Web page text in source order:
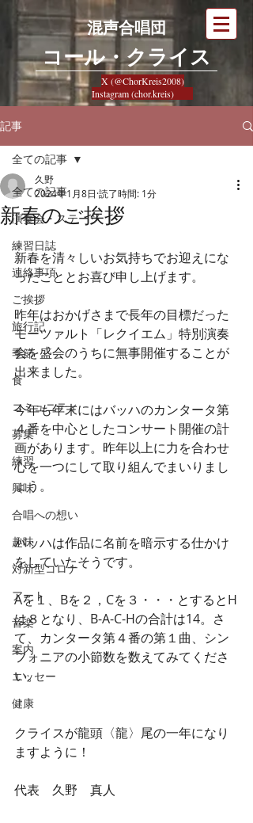
混声合唱団
​コール・クライス
X (@ChorKreis2008)
Instagram (chor.kreis)
記事
全ての記事
演奏会・ステージ
練習日誌
連絡事項
ご挨拶
旅行記
季節
食
コミュニティ
募集
練習
興味
合唱への想い
趣味
対新型コロナ
アート
音楽
案内
エッセー
健康
全ての記事
新春のご挨拶
久野
2024年1月8日 読了時間: 1分
新春を清々しいお気持ちでお迎えにな
ったこととお喜び申し上げます。
昨年はおかげさまで長年の目標だった
モーツァルト「レクイエム」特別演奏
会を盛会のうちに無事開催することが
出来ました。
今年も年末にはバッハのカンタータ第
４番を中心としたコンサート開催の計
画があります。昨年以上に力を合わせ
心を一つにして取り組んでまいりまし
ょう。
バッハは作品に名前を暗示する仕かけ
をしていたそうです。
Aを１、Bを２，Cを３・・・とするとH
は８となり、B-A-C-Hの合計は14。さ
て、カンタータ第４番の第１曲、シン
フォニアの小節数を数えてみてくださ
い。
クライスが龍頭〈龍〉尾の一年になり
ますように！
代表　久野　真人